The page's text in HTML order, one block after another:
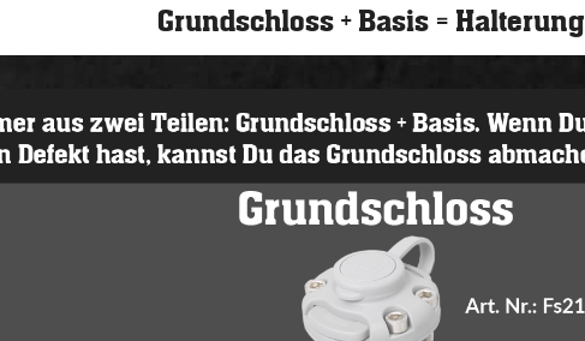
Grundschloss + Basis = Halterung